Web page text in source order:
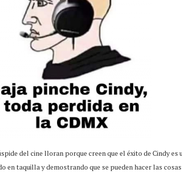
del cine lloran porque creen que el éxito de Cindy es
taquilla y demostrando que se pueden hacer las cosas